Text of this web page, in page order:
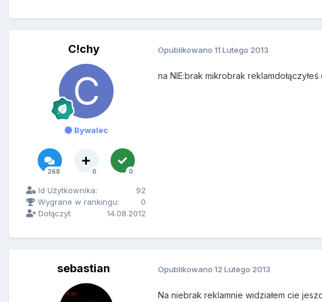
C!chy
Bywalec
268 0 0
Id Użytkownika:
92
Wygrane w rankingu:
0
Dołączył:
14.08.2012
Opublikowano 11 Lutego 2013
na NIE:brak mikrobrak
sebastian Opublikowano 12 Lutego 2013
Na niebrak reklamnie widziałem cie